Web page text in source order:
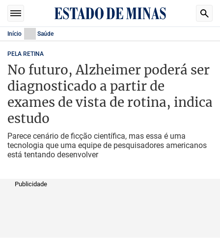
Início Saúde
PELA RETINA
No futuro, Alzheimer poderá ser
diagnosticado a partir de
exames de vista de rotina, indica
estudo
Parece cenário de ficção científica, mas essa é uma
tecnologia que uma equipe de pesquisadores americanos
está tentando desenvolver
Publicidade